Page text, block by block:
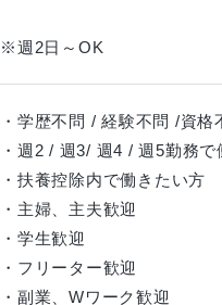
※週2日～OK
・学歴不問 / 経験不問 /資格
・週2 / 週3/ 週4 / 週5勤務で
・扶養控除内で働きたい方
・主婦、主夫歓迎
・学生歓迎
・フリーター歓迎
・副業、Wワーク歓迎